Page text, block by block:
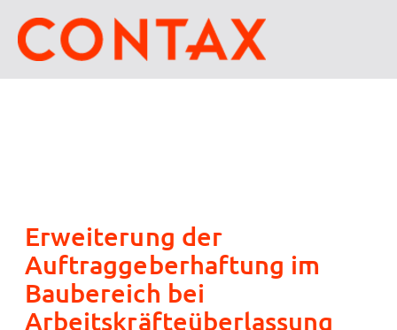
Erweiterung der
Auftraggeberhaftung im
Baubereich bei
Arbeitskräfteüberlassung